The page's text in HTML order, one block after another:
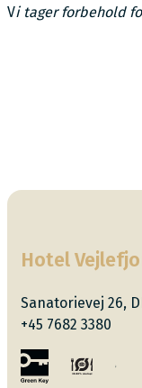
Vi tager forbehold
Hotel
Sanatorievej 26,
+45 7682 3380